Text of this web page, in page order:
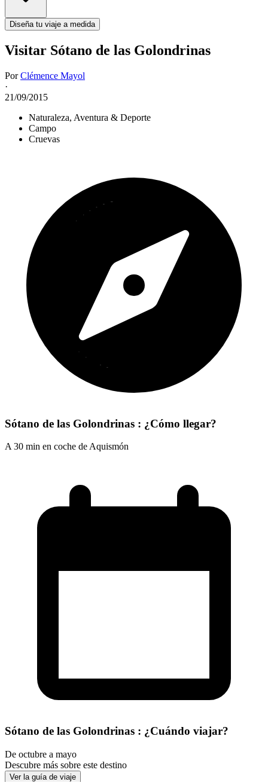
Diseña tu viaje a medida
Visitar Sótano de las Golondrinas
PorClémence Mayol
·
21/09/2015
Naturaleza, Aventura & Deporte
Campo
Cruevas
Sótano de las Golondrinas : ¿Cómo llegar?
A 30 min en coche de Aquismón
Sótano de las Golondrinas : ¿Cuándo viajar?
De octubre a mayo
Descubre más sobre este destino
Ver la guía de viaje